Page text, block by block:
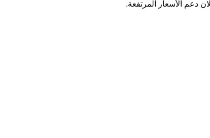
دعم الأسعار المرتفعة.